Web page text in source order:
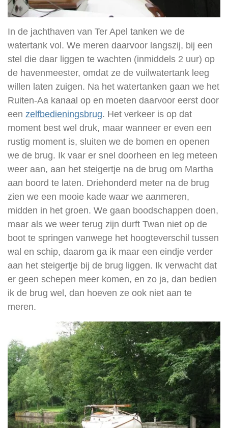
In de jachthaven van Ter Apel tanken we de
watertank vol. We meren daarvoor langszij, bij een
stel die daar liggen te wachten (inmiddels 2 uur) op
de havenmeester, omdat ze de vuilwatertank leeg
willen laten zuigen. Na het watertanken gaan we het
Ruiten-Aa kanaal op en moeten daarvoor eerst door
een zelfbedieningsbrug. Het verkeer is op dat
moment best wel druk, maar wanneer er even een
rustig moment is, sluiten we de bomen en openen
we de brug. Ik vaar er snel doorheen en leg meteen
weer aan, aan het steigertje na de brug om Martha
aan boord te laten. Driehonderd meter na de brug
zien we een mooie kade waar we aanmeren,
midden in het groen. We gaan boodschappen doen,
maar als we weer terug zijn durft Twan niet op de
boot te springen vanwege het hoogteverschil tussen
wal en schip, daarom ga ik maar een eindje verder
aan het steigertje bij de brug liggen. Ik verwacht dat
er geen schepen meer komen, en zo ja, dan bedien
ik de brug wel, dan hoeven ze ook niet aan te
meren.